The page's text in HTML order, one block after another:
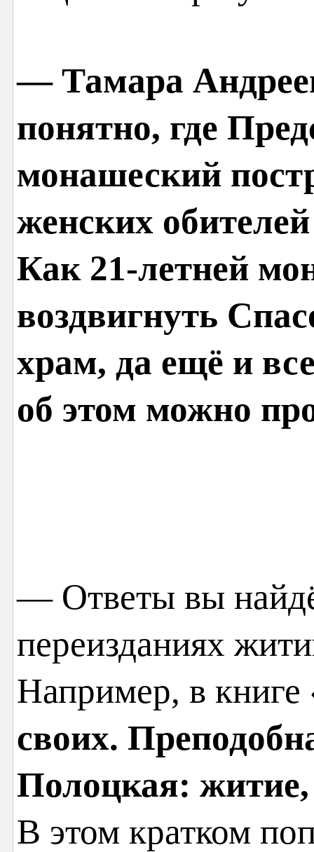
— Тамара
понятно, где
монашеский
женских
Как 21-летней
воздвигнуть
храм, да ещё и
об этом можно
— Ответы вы
переизданиях
Например, в книге
своих.
Полоцкая: житие,
В этом кратком